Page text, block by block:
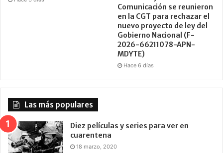
Comunicación se reunieron
en la CGT para rechazar el
nuevo proyecto de ley del
Gobierno Nacional (F-
2026-66211078-APN-
MDYTE)
Hace 6 días
Las más populares
Diez películas y series para ver en
cuarentena
18 marzo, 2020